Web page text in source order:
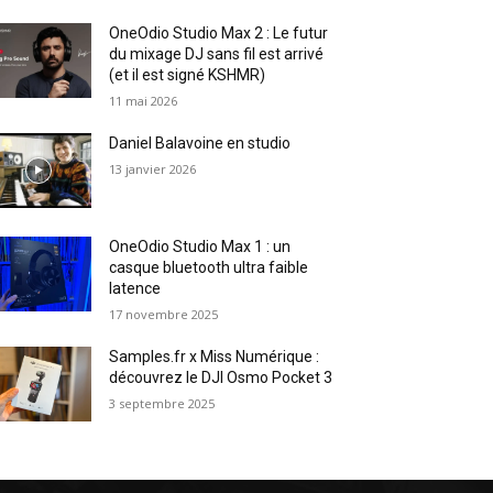
OneOdio Studio Max 2 : Le futur
du mixage DJ sans fil est arrivé
(et il est signé KSHMR)
11 mai 2026
Daniel Balavoine en studio
13 janvier 2026
OneOdio Studio Max 1 : un
casque bluetooth ultra faible
latence
17 novembre 2025
Samples.fr x Miss Numérique :
découvrez le DJI Osmo Pocket 3
3 septembre 2025